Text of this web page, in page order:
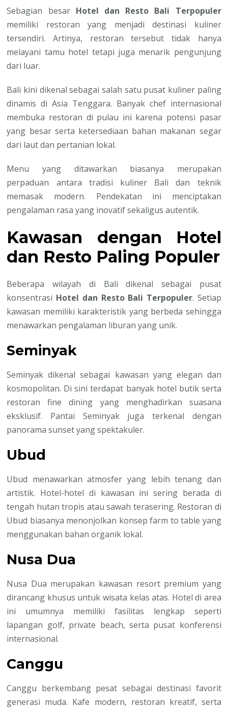
Sebagian besar Hotel dan Resto Bali Terpopuler
memiliki restoran yang menjadi destinasi kuliner
tersendiri. Artinya, restoran tersebut tidak hanya
melayani tamu hotel tetapi juga menarik pengunjung
dari luar.
Bali kini dikenal sebagai salah satu pusat kuliner paling
dinamis di Asia Tenggara. Banyak chef internasional
membuka restoran di pulau ini karena potensi pasar
yang besar serta ketersediaan bahan makanan segar
dari laut dan pertanian lokal.
Menu yang ditawarkan biasanya merupakan
perpaduan antara tradisi kuliner Bali dan teknik
memasak modern. Pendekatan ini menciptakan
pengalaman rasa yang inovatif sekaligus autentik.
Kawasan dengan Hotel
dan Resto Paling Populer
Beberapa wilayah di Bali dikenal sebagai pusat
konsentrasi Hotel dan Resto Bali Terpopuler. Setiap
kawasan memiliki karakteristik yang berbeda sehingga
menawarkan pengalaman liburan yang unik.
Seminyak
Seminyak dikenal sebagai kawasan yang elegan dan
kosmopolitan. Di sini terdapat banyak hotel butik serta
restoran fine dining yang menghadirkan suasana
eksklusif. Pantai Seminyak juga terkenal dengan
panorama sunset yang spektakuler.
Ubud
Ubud menawarkan atmosfer yang lebih tenang dan
artistik. Hotel-hotel di kawasan ini sering berada di
tengah hutan tropis atau sawah terasering. Restoran di
Ubud biasanya menonjolkan konsep farm to table yang
menggunakan bahan organik lokal.
Nusa Dua
Nusa Dua merupakan kawasan resort premium yang
dirancang khusus untuk wisata kelas atas. Hotel di area
ini umumnya memiliki fasilitas lengkap seperti
lapangan golf, private beach, serta pusat konferensi
internasional.
Canggu
Canggu berkembang pesat sebagai destinasi favorit
generasi muda. Kafe modern, restoran kreatif, serta